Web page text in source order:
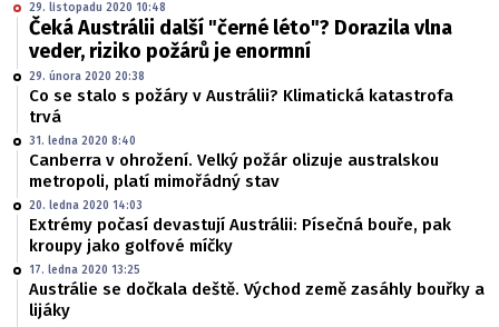
29. listopadu 2020 10:48
Čeká Austrálii další "černé léto"? Dorazila vlna
veder, riziko požárů je enormní
29. února 2020 20:38
Co se stalo s požáry v Austrálii? Klimatická katastrofa
trvá
31. ledna 2020 8:40
Canberra v ohrožení. Velký požár olizuje australskou
metropoli, platí mimořádný stav
20. ledna 2020 14:03
Extrémy počasí devastují Austrálii: Písečná bouře, pak
kroupy jako golfové míčky
17. ledna 2020 13:25
Austrálie se dočkala deště. Východ země zasáhly bouřky a
lijáky